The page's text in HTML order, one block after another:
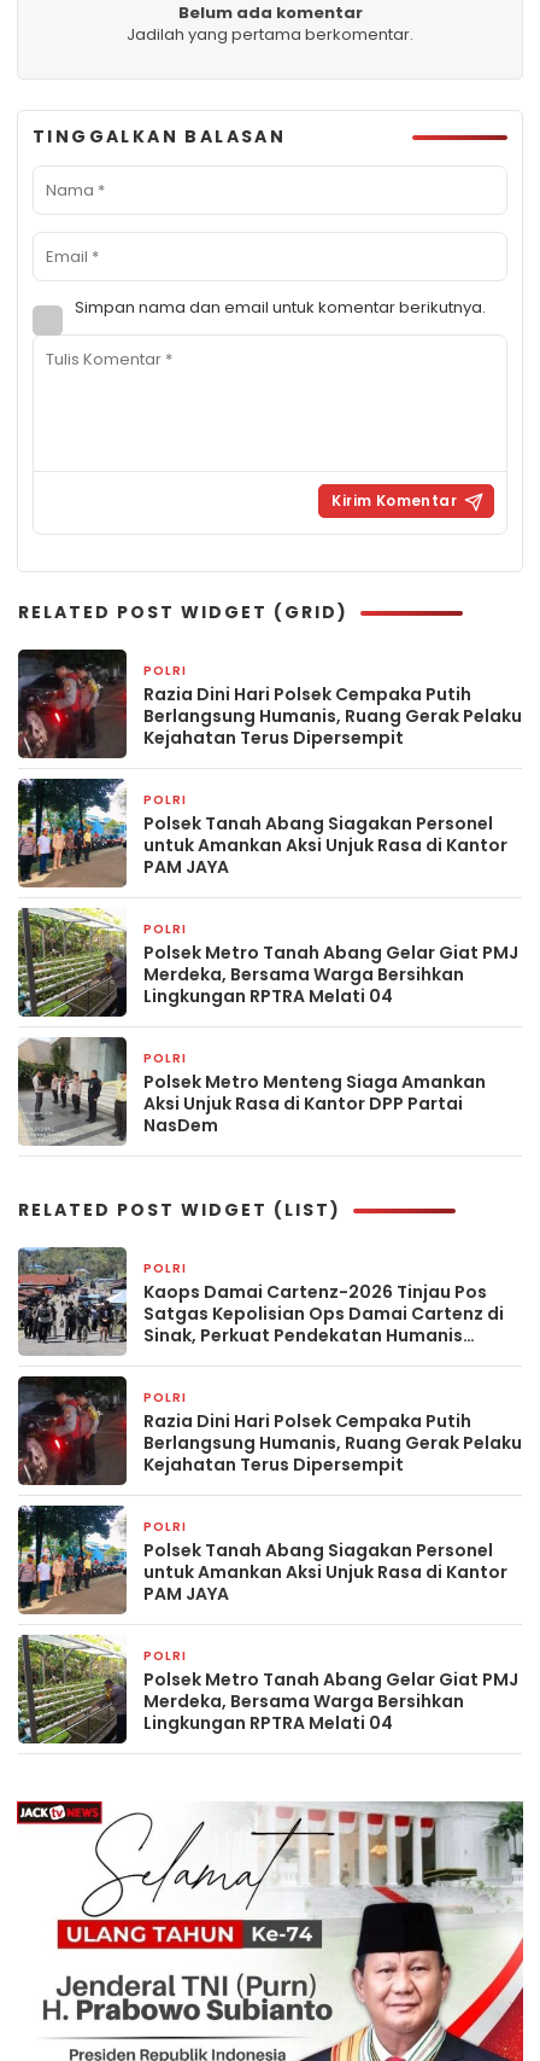
Belum ada komentar
Jadilah yang pertama berkomentar.
TINGGALKAN BALASAN
Simpan nama dan email untuk komentar berikutnya.
RELATED POST WIDGET (GRID)
POLRI
Razia Dini Hari Polsek Cempaka Putih
Berlangsung Humanis, Ruang Gerak Pelaku
Kejahatan Terus Dipersempit
POLRI
Polsek Tanah Abang Siagakan Personel
untuk Amankan Aksi Unjuk Rasa di Kantor
PAM JAYA
POLRI
Polsek Metro Tanah Abang Gelar Giat PMJ
Merdeka, Bersama Warga Bersihkan
Lingkungan RPTRA Melati 04
POLRI
Polsek Metro Menteng Siaga Amankan
Aksi Unjuk Rasa di Kantor DPP Partai
NasDem
RELATED POST WIDGET (LIST)
POLRI
Kaops Damai Cartenz-2026 Tinjau Pos
Satgas Kepolisian Ops Damai Cartenz di
Sinak, Perkuat Pendekatan Humanis
POLRI
Razia Dini Hari Polsek Cempaka Putih
Berlangsung Humanis, Ruang Gerak Pelaku
Kejahatan Terus Dipersempit
POLRI
Polsek Tanah Abang Siagakan Personel
untuk Amankan Aksi Unjuk Rasa di Kantor
PAM JAYA
POLRI
Polsek Metro Tanah Abang Gelar Giat PMJ
Merdeka, Bersama Warga Bersihkan
Lingkungan RPTRA Melati 04